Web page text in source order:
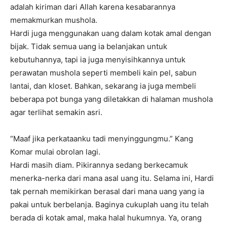
adalah kiriman dari Allah karena kesabarannya
memakmurkan mushola.
Hardi juga menggunakan uang dalam kotak amal dengan
bijak. Tidak semua uang ia belanjakan untuk
kebutuhannya, tapi ia juga menyisihkannya untuk
perawatan mushola seperti membeli kain pel, sabun
lantai, dan kloset. Bahkan, sekarang ia juga membeli
beberapa pot bunga yang diletakkan di halaman mushola
agar terlihat semakin asri.
“Maaf jika perkataanku tadi menyinggungmu.” Kang
Komar mulai obrolan lagi.
Hardi masih diam. Pikirannya sedang berkecamuk
menerka-nerka dari mana asal uang itu. Selama ini, Hardi
tak pernah memikirkan berasal dari mana uang yang ia
pakai untuk berbelanja. Baginya cukuplah uang itu telah
berada di kotak amal, maka halal hukumnya. Ya, orang